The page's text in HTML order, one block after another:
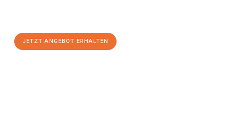
JETZT ANGEBOT ERHALTEN